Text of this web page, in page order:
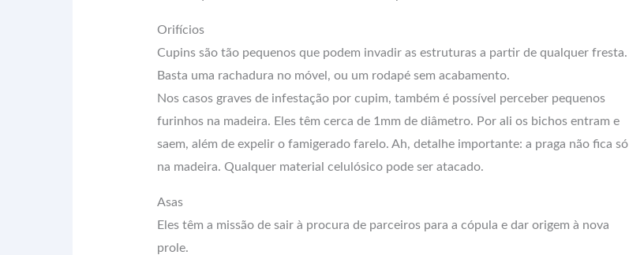
Orifícios
Cupins são tão pequenos que podem invadir as estruturas a partir de qualquer fresta.
Basta uma rachadura no móvel, ou um rodapé sem acabamento.
Nos casos graves de infestação por cupim, também é possível perceber pequenos
furinhos na madeira. Eles têm cerca de 1mm de diâmetro. Por ali os bichos entram e
saem, além de expelir o famigerado farelo. Ah, detalhe importante: a praga não fica só
na madeira. Qualquer material celulósico pode ser atacado.
Asas
Eles têm a missão de sair à procura de parceiros para a cópula e dar origem à nova
prole.